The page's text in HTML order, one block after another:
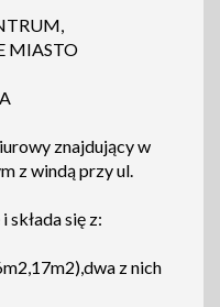
MIASTO
znajdujący w
z windą przy ul.
składa się z:
z nich